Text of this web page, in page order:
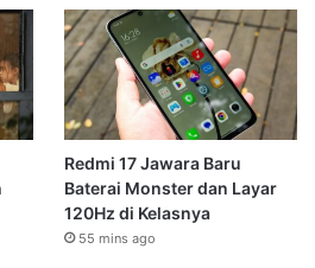
Redmi 17 Jawara Baru
Baterai Monster dan Layar
120Hz di Kelasnya
55 mins ago